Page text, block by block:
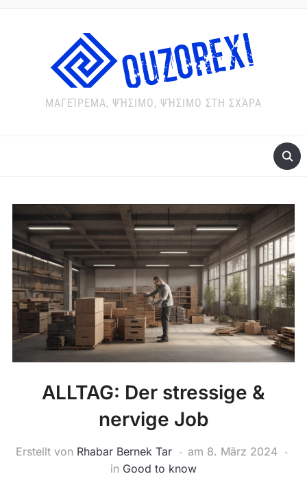
ΜΑΓΕΊΡΕΜΑ, ΨΉΣΙΜΟ, ΨΉΣΙΜΟ ΣΤΗ ΣΧΆΡΑ
ALLTAG: Der stressige &
nervige Job
Erstellt von Rhabar Bernek Tar am 8. März 2024
in Good to know